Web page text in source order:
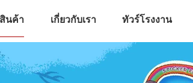
สินค้า เกี่ยวกับเรา ทัวร์โรงงาน